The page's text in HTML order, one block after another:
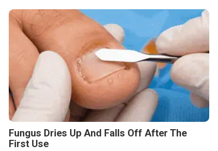
Fungus Dries Up And Falls Off After The
First Use